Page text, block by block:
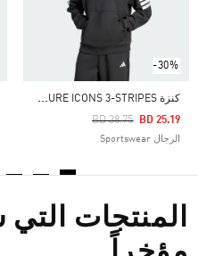
-30%
ك
نزة FUTURE ICONS 3-STRIPES
Price Reduced From
BD 38.75
To BD 25.19
الرجال Sportswear
المنتجات